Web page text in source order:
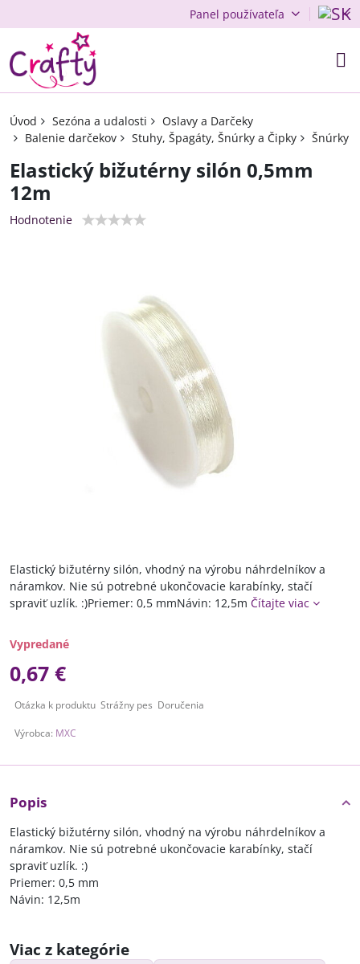
Panel používateľa
Úvod Sezóna a udalosti
Oslavy a Darčeky
Balenie darčekov
Stuhy, Špagáty, Šnúrky a Čipky Šnúrky
Elastický bižutérny silón 0,5mm
12m
Hodnotenie
Elastický bižutérny silón, vhodný na výrobu náhrdelníkov a
náramkov. Nie sú potrebné ukončovacie karabínky, stačí
spraviť uzlík. :)Priemer: 0,5 mmNávin: 12,5m Čítajte viac
Vypredané
0,67 €
Otázka k produktu Strážny pes Doručenia
Výrobca: MXC
Popis
Elastický bižutérny silón, vhodný na výrobu náhrdelníkov a
náramkov. Nie sú potrebné ukončovacie karabínky, stačí
spraviť uzlík. :)
Priemer: 0,5 mm
Návin: 12,5m
Viac z kategórie